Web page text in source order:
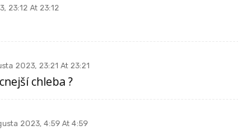
23:12 At 23:12
2023, 23:21 At 23:21
chleba ?
2023, 4:59 At 4:59